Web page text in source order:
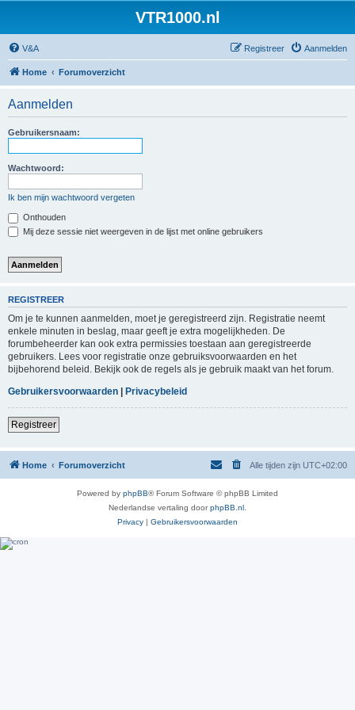
VTR1000.nl
V&A Aanmelden
Registreer
Home Forumoverzicht
Aanmelden
Gebruikersnaam:
Wachtwoord:
Ik ben mijn wachtwoord vergeten
Onthouden
Mij deze sessie niet weergeven in de lijst met online gebruikers
REGISTREER
Om je te kunnen aanmelden, moet je geregistreerd zijn. Registratie neemt
enkele minuten in beslag, maar geeft je extra mogelijkheden. De
forumbeheerder kan ook extra permissies toestaan aan geregistreerde
gebruikers. Lees voor registratie onze gebruiksvoorwaarden en het
bijbehorend beleid. Bekijk ook de regels als je gebruik maakt van het forum.
Gebruikersvoorwaarden | Privacybeleid
Registreer
Home Forumoverzicht Alle tijden zijn UTC+02:00
Powered by phpBB® Forum Software © phpBB Limited
Nederlandse vertaling doorphpBB.nl
Privacy | Gebruikersvoorwaarden